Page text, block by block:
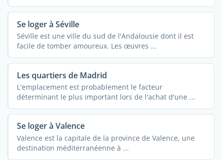
Se loger à Séville
Séville est une ville du sud de l'Andalousie dont il est
facile de tomber amoureux. Les œuvres ...
Les quartiers de Madrid
L'emplacement est probablement le facteur
déterminant le plus important lors de l'achat d'une ...
Se loger à Valence
Valence est la capitale de la province de Valence, une
destination méditerranéenne à ...